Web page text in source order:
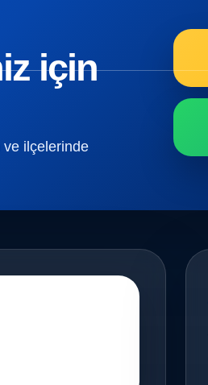
için
ve ilçelerinde